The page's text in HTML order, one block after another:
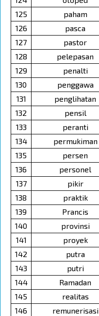
125
paham
126
pasca
127
pastor
128
pelepasan
129
penalti
130
penggawa
131
penglihatan
132
pensil
133
peranti
134
permukiman
135
persen
136
personel
137
pikir
138
praktik
139
Prancis
140
provinsi
141
proyek
142
putra
143
putri
144
Ramadan
145
realitas
146
remunerisasi